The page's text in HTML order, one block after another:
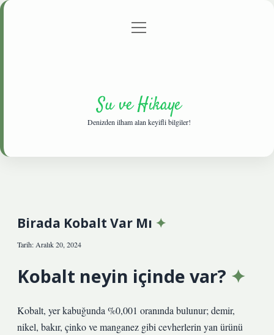
Gizlilik Politikası
menüyü
Su ve Hikaye
Denizden ilham alan keyifli bilgiler!
Birada Kobalt Var Mı
Tarih: Aralık 20, 2024
Kobalt neyin içinde var?
Kobalt, yer kabuğunda %0,001 oranında bulunur; demir,
nikel, bakır, çinko ve manganez gibi cevherlerin yan ürünü